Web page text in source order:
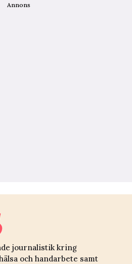
Annons
journalistik kring
och handarbete samt